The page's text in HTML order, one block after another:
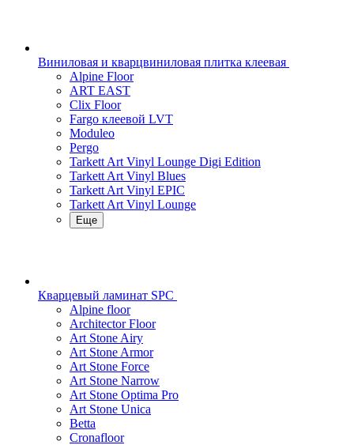
Виниловая и кварцвиниловая плитка клеевая
Alpine Floor
ART EAST
Clix Floor
Fargo клеевой LVT
Moduleo
Pergo
Tarkett Art Vinyl Lounge Digi Edition
Tarkett Art Vinyl Blues
Tarkett Art Vinyl EPIC
Tarkett Art Vinyl Lounge
Еще
Кварцевый ламинат SPC
Alpine floor
Architector Floor
Art Stone Airy
Art Stone Armor
Art Stone Force
Art Stone Narrow
Art Stone Optima Pro
Art Stone Unica
Betta
Cronafloor